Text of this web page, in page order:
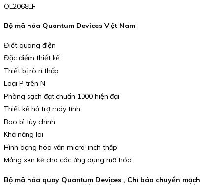
OL2068LF
Bộ mã hóa Quantum Devices Việt Nam
Điốt quang điện
Đặc điểm thiết kế
Thiết bị rò rỉ thấp
Loại P trên N
Phòng sạch đạt chuẩn 1000 hiện đại
Thiết kế hỗ trợ máy tính
Bao bì tùy chỉnh
Khả năng lai
Hình dạng hoa văn micro-inch thấp
Mảng xen kẽ cho các ứng dụng mã hóa
Bộ mã hóa quay Quantum Devices , Chỉ báo chuyển mạch